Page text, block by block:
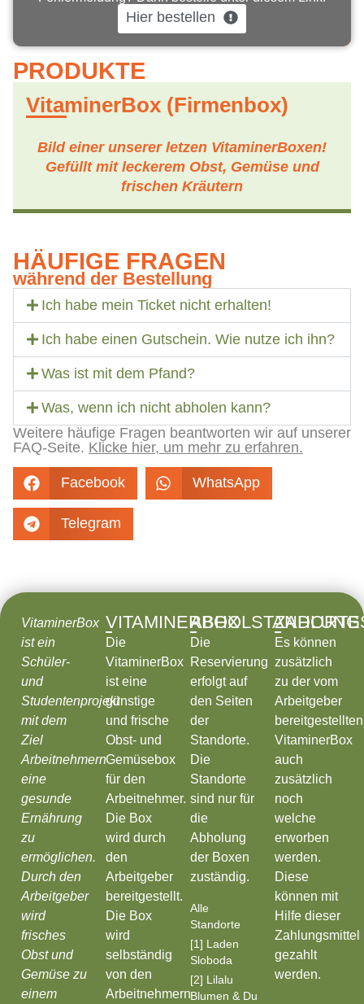
Hier bestellen
PRODUKTE
VitaminerBox (Firmenbox)
Bild einer unserer letzen VitaminerBoxen!
Gefüllt mit leckerem Obst, Gemüse und
frischen Kräutern
HÄUFIGE FRAGEN
während der Bestellung
Ich habe mein Ticket nicht erhalten!
Ich habe einen Gutschein. Wie nutze ich ihn?
Was ist mit dem Pfand?
Was, wenn ich nicht abholen kann?
Weitere häufige Fragen beantworten wir auf unserer
FAQ-Seite. Klicke hier, um mehr zu erfahren.
Facebook WhatsApp
Telegram
VitaminerBox
ist ein
Schüler-
und
Studentenprojekt
mit dem
Ziel
Arbeitnehmern
eine
gesunde
Ernährung
zu
ermöglichen.
Durch den
Arbeitgeber
wird
frisches
Obst und
Gemüse zu
einem
VITAMINERBOX
Die
VitaminerBox
ist eine
günstige
und frische
Obst- und
Gemüsebox
für den
Arbeitnehmer.
Die Box
wird durch
den
Arbeitgeber
bereitgestellt.
Die Box
wird
selbständig
von den
Arbeitnehmern
ABHOLSTANDORTE
Die
Reservierung
erfolgt auf
den Seiten
der
Standorte.
Die
Standorte
sind nur für
die
Abholung
der Boxen
zuständig.
Alle
Standorte
[1] Laden
Sloboda
[2] Lilalu
Blumen & Du
Es können
zusätzlich
zu der vom
Arbeitgeber
bereitgestellten
VitaminerBox
auch
zusätzlich
noch
welche
erworben
werden.
Diese
können mit
Hilfe dieser
Zahlungsmittel
gezahlt
werden.